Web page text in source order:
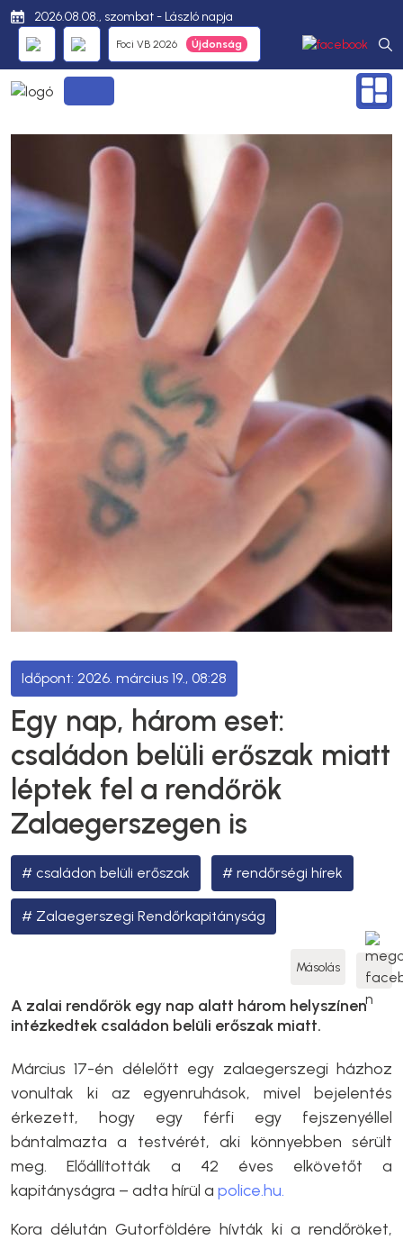
2026.08.08., szombat - László napja
Foci VB 2026
2026. március 19., 08:28
Egy nap, három eset:
családon belüli erőszak miatt
léptek fel a rendőrök
Zalaegerszegen is
családon belüli erőszak rendőrségi hírek
Zalaegerszegi Rendőrkapitányság
Másolás
A zalai rendőrök egy nap alatt három helyszínen
intézkedtek családon belüli erőszak miatt.
Március 17-én délelőtt egy zalaegerszegi házhoz
vonultak ki az egyenruhások, mivel bejelentés
érkezett, hogy egy férfi egy fejszenyéllel
bántalmazta a testvérét, aki könnyebben sérült
meg. Előállították a 42 éves elkövetőt a
kapitányságra – adta hírül a police.hu.
Kora délután Gutorföldére hívták ki a rendőröket,